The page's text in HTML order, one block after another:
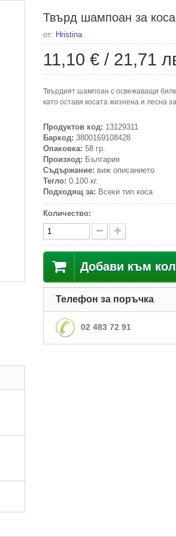
Твърд шампоан за
от: Hristina
11,10 € / 21,71
Твърдият шампоан с освежаващи
като оставя косата жизнена и лесна
Продуктов код: 13129311
Баркод: 3800169108428
Опаковка: 58 гр.
Произход: България
Съдържание: виж описанието
Тегло: 0.100 кг.
Подходящ за: Всеки тип коса
Количество:
Добави към
Телефон за поръчка
02 483 72 91